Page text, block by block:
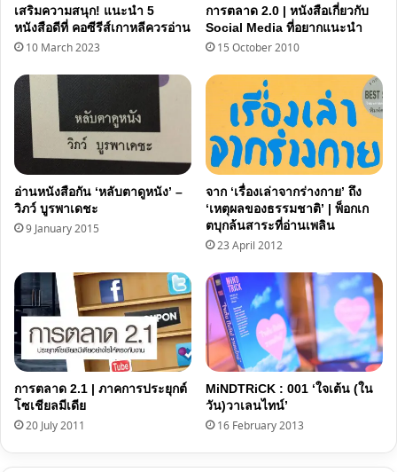
เสริมความสนุก! แนะนำ 5
หนังสือดีที่ คอซีรีส์เกาหลีควรอ่าน
10 March 2023
การตลาด 2.0 | หนังสือเกี่ยวกับ
Social Media ที่อยากแนะนำ
15 October 2010
อ่านหนังสือกัน ‘หลับตาดูหนัง’ –
วิภว์ บูรพาเดชะ
9 January 2015
จาก ‘เรื่องเล่าจากร่างกาย’ ถึง
‘เหตุผลของธรรมชาติ’ | พ็อกเก
ตบุกล้นสาระที่อ่านเพลิน
23 April 2012
การตลาด 2.1 | ภาคการประยุกต์
โซเชียลมีเดีย
20 July 2011
MiNDTRiCK : 001 ‘ใจเต้น (ใน
วัน)วาเลนไทน์’
16 February 2013